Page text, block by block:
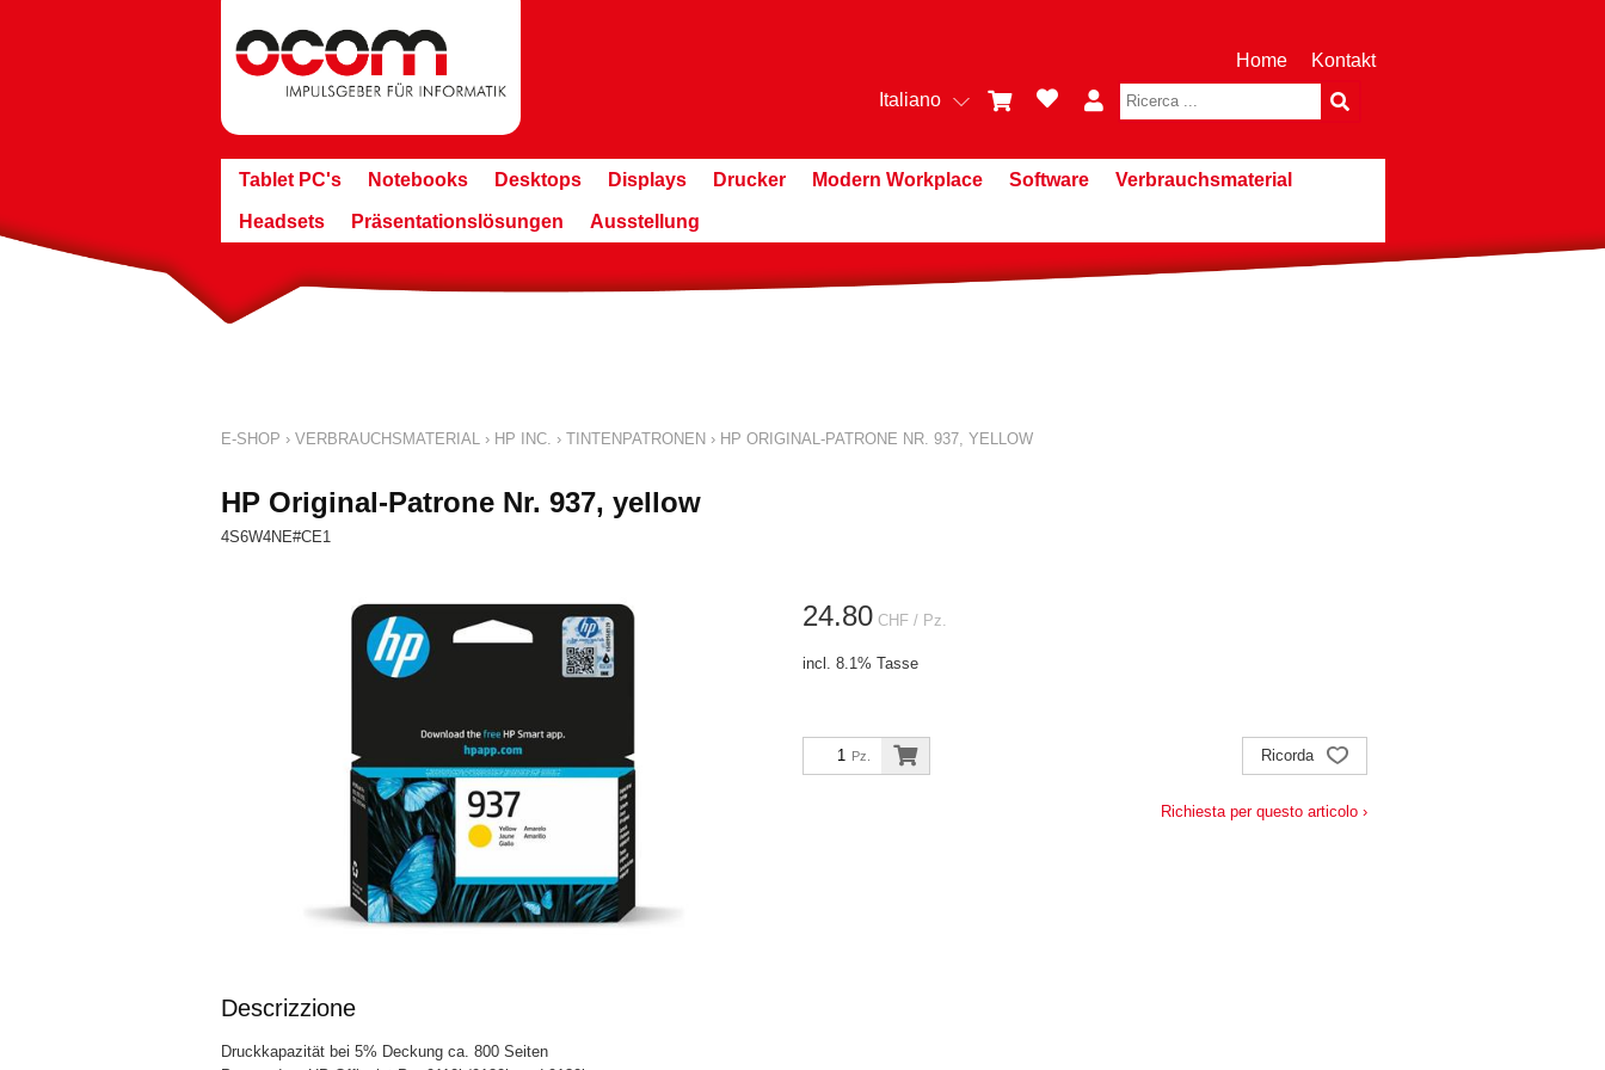
Home
Kontakt
Italiano
Tablet PC's Notebooks Desktops Displays Drucker Modern Workplace Software Verbrauchsmaterial
Headsets Präsentationslösungen Ausstellung
E-SHOP › VERBRAUCHSMATERIAL › HP INC. › TINTENPATRONEN › HP ORIGINAL-PATRONE NR. 937, YELLOW
HP Original-Patrone Nr. 937, yellow
4S6W4NE#CE1
24.80 CHF / Pz.
incl. 8.1% Tasse
Pz. Ricorda
Richiesta per questo articolo ›
Descrizzione
Druckkapazität bei 5% Deckung ca. 800 Seiten